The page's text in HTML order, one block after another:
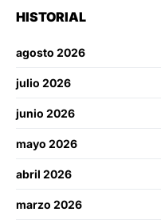
HISTORIAL
agosto 2026
julio 2026
junio 2026
mayo 2026
abril 2026
marzo 2026